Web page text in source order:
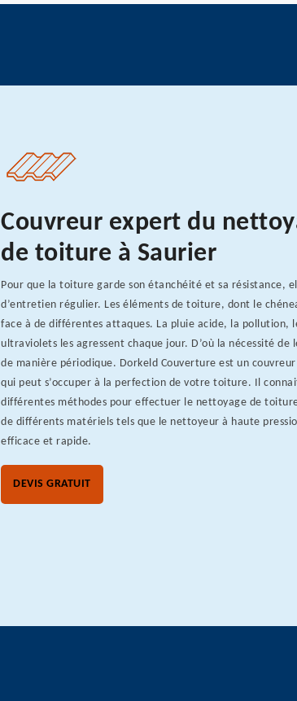
Couvreur expert du
de toiture à Saurier
Pour que la toiture garde son étanchéité et sa résistance,
d’entretien régulier. Les éléments de toiture, dont le
face à de différentes attaques. La pluie acide, la pollution,
ultraviolets les agressent chaque jour. D’où la nécessité de
de manière périodique. Dorkeld Couverture est un
qui peut s’occuper à la perfection de votre toiture. Il
différentes méthodes pour effectuer le nettoyage de
de différents matériels tels que le nettoyeur à haute
efficace et rapide.
DEVIS GRATUIT